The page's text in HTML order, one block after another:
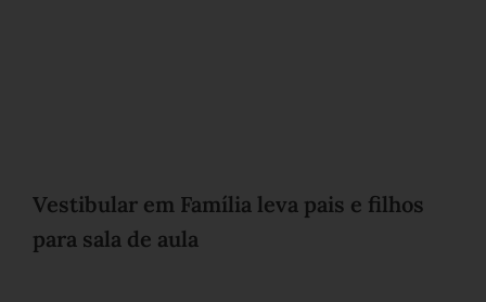
Vestibular em Família leva pais e filhos
para sala de aula